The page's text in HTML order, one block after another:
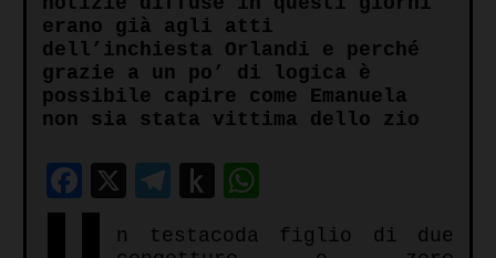
erano già agli atti
dell’inchiesta Orlandi e perché
grazie a un po’ di logica è
possibile capire come Emanuela
non sia stata vittima dello zio
Facebook
X Telegram
Push
n testacoda figlio di due